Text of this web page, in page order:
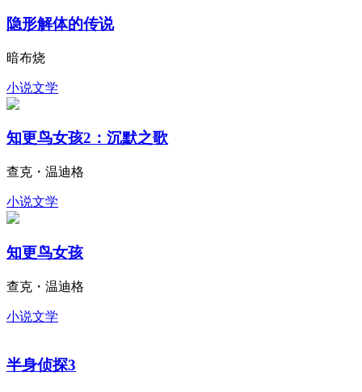
隐形解体的传说
暗布烧
小说文学
知更鸟女孩2：沉默之歌
查克・温迪格
小说文学
知更鸟女孩
查克・温迪格
小说文学
半身侦探3